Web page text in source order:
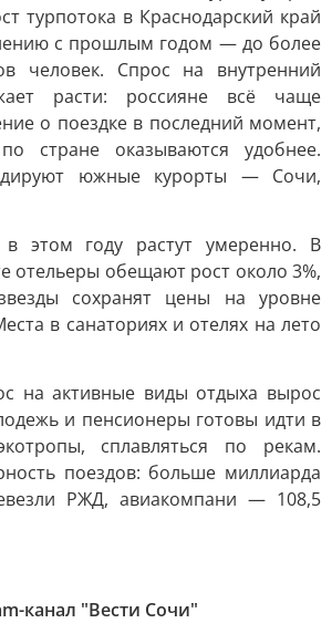
турпотока в Краснодарский край
с прошлым годом — до более
человек. Спрос на внутренний
расти: россияне всё чаще
о поездке в последний момент,
стране оказываются удобнее.
южные курорты — Сочи,
этом году растут умеренно. В
отельеры обещают рост около 3%,
сохранят цены на уровне
в санаториях и отелях на лето
на активные виды отдыха вырос
и пенсионеры готовы идти в
сплавляться по рекам.
поездов: больше миллиарда
РЖД, авиакомпани — 108,5
канал "Вести Сочи"